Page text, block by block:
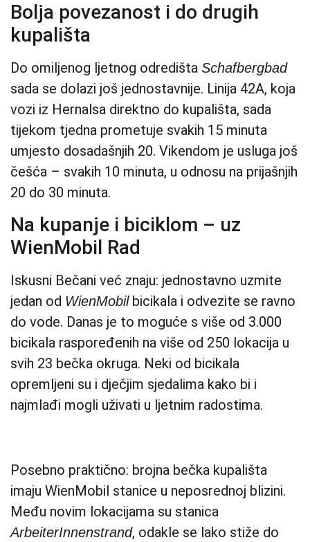
Bolja povezanost i do drugih
kupališta
Do omiljenog ljetnog odredišta Schafbergbad
sada se dolazi još jednostavnije. Linija 42A, koja
vozi iz Hernalsa direktno do kupališta, sada
tijekom tjedna prometuje svakih 15 minuta
umjesto dosadašnjih 20. Vikendom je usluga još
češća – svakih 10 minuta, u odnosu na prijašnjih
20 do 30 minuta.
Na kupanje i biciklom – uz
WienMobil Rad
Iskusni Bečani već znaju: jednostavno uzmite
jedan od WienMobilbicikala i odvezite se ravno
do vode. Danas je to moguće s više od 3.000
bicikala raspoređenih na više od 250 lokacija u
svih 23 bečka okruga. Neki od bicikala
opremljeni su i dječjim sjedalima kako bi i
najmlađi mogli uživati u ljetnim radostima.
Posebno praktično: brojna bečka kupališta
imaju WienMobil stanice u neposrednoj blizini.
Među novim lokacijama su stanica
ArbeiterInnenstrand, odakle se lako stiže do